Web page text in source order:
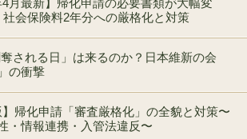
4月最新】帰化申請の必要書類が大幅変
会保険料2年分への厳格化と対策
奪される日」は来るのか？日本維新の会
の衝撃
】帰化申請「審査厳格化」の全貌と対策〜
・情報連携・入管法違反〜